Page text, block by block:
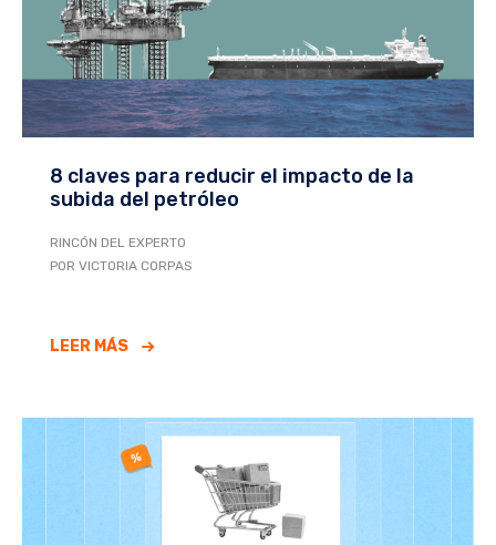
8 claves para reducir el impacto de la
subida del petróleo
RINCÓN DEL EXPERTO
POR VICTORIA CORPAS
LEER MÁS